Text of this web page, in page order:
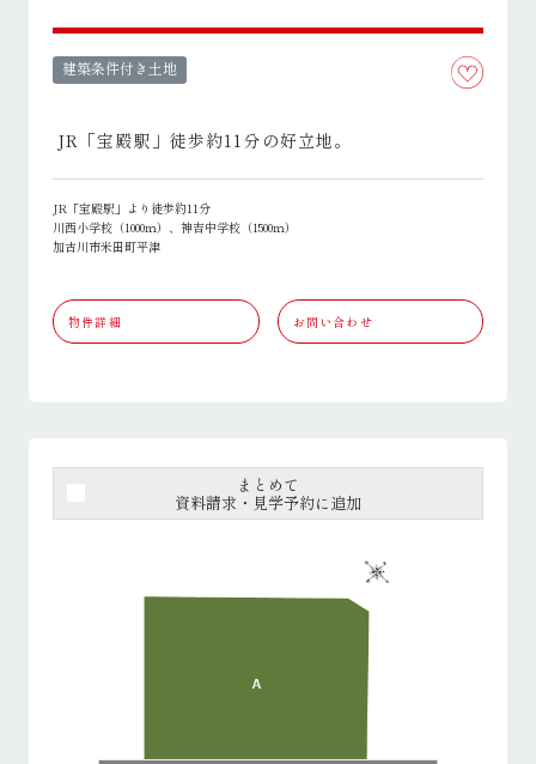
建築条件付き土地
JR「宝殿駅」徒歩約11分の好立地。
JR「宝殿駅」より徒歩約11分
川西小学校（1000ｍ）、神吉中学校（1500ｍ）
加古川市米田町平津
物件詳細 お問い合わせ
まとめて
資料請求・見学予約に追加